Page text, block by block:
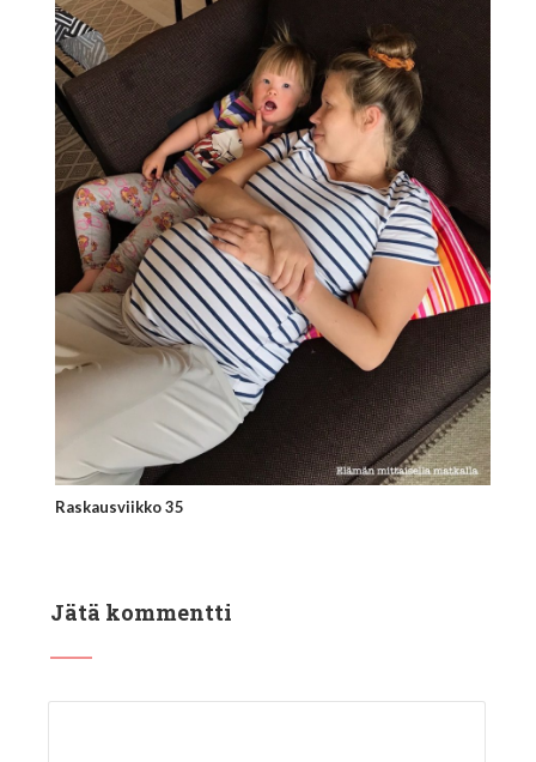
Raskausviikko 35
Jätä kommentti